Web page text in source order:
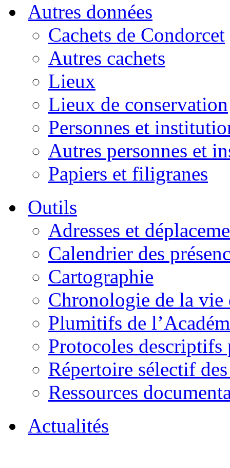
Autres données
Cachets de Condorcet
Autres cachets
Lieux
Lieux de conservation
Personnes et
Autres personnes et
Papiers et filigranes
Outils
Adresses et
Calendrier des
Cartographie
Chronologie de la vie
Plumitifs de
Protocoles descriptifs
Répertoire sélectif
Ressources
Actualités